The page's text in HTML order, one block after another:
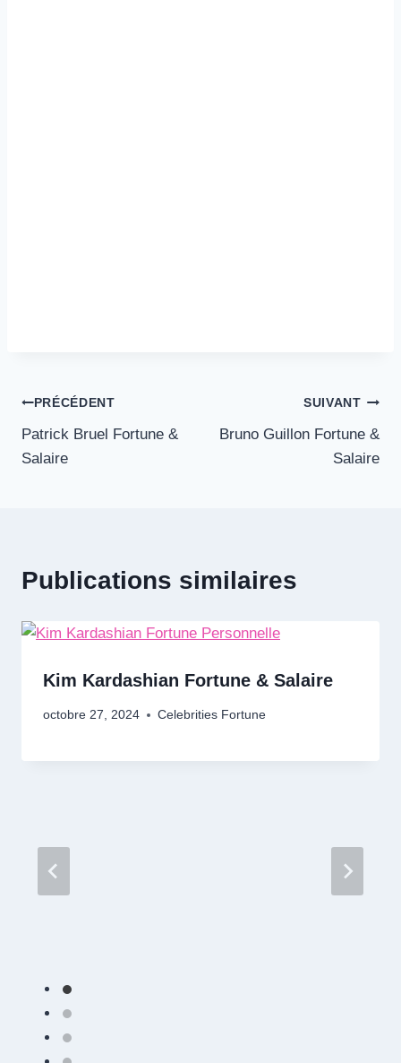
Navigation
de
PRÉCÉDENT
Patrick Bruel Fortune &
Salaire
SUIVANT
Bruno Guillon Fortune &
Salaire
Publications similaires
Kim Kardashian Fortune & Salaire
octobre 27, 2024 Celebrities Fortune